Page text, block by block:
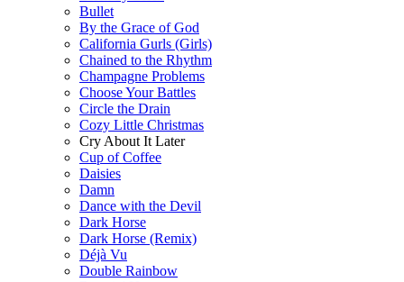
Bullet
By the Grace of God
California Gurls (Girls)
Chained to the Rhythm
Champagne Problems
Choose Your Battles
Circle the Drain
Cozy Little Christmas
Cry About It Later
Cup of Coffee
Daisies
Damn
Dance with the Devil
Dark Horse
Dark Horse (Remix)
Déjà Vu
Double Rainbow